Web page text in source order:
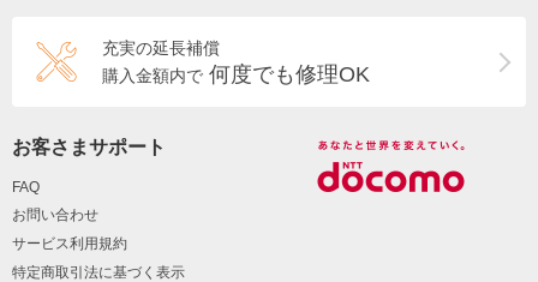
充実の延長補償
購入金額内で 何度でも修理OK
お客さまサポート
FAQ
お問い合わせ
サービス利用規約
特定商取引法に基づく表示